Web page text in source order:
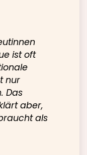
ist oft
nur
Das
aber,
als